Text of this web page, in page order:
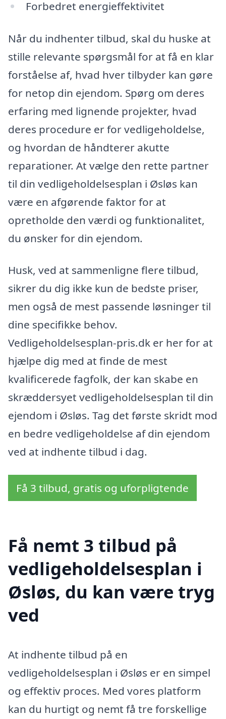
Forbedret energieffektivitet
Når du indhenter tilbud, skal du huske at
stille relevante spørgsmål for at få en klar
forståelse af, hvad hver tilbyder kan gøre
for netop din ejendom. Spørg om deres
erfaring med lignende projekter, hvad
deres procedure er for vedligeholdelse,
og hvordan de håndterer akutte
reparationer. At vælge den rette partner
til din vedligeholdelsesplan i Øsløs kan
være en afgørende faktor for at
opretholde den værdi og funktionalitet,
du ønsker for din ejendom.
Husk, ved at sammenligne flere tilbud,
sikrer du dig ikke kun de bedste priser,
men også de mest passende løsninger til
dine specifikke behov.
Vedligeholdelsesplan-pris.dk er her for at
hjælpe dig med at finde de mest
kvalificerede fagfolk, der kan skabe en
skræddersyet vedligeholdelsesplan til din
ejendom i Øsløs. Tag det første skridt mod
en bedre vedligeholdelse af din ejendom
ved at indhente tilbud i dag.
Få 3 tilbud, gratis og uforpligtende
Få nemt 3 tilbud på
vedligeholdelsesplan i
Øsløs, du kan være tryg
ved
At indhente tilbud på en
vedligeholdelsesplan i Øsløs er en simpel
og effektiv proces. Med vores platform
kan du hurtigt og nemt få tre forskellige